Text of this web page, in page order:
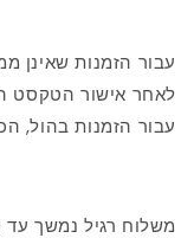
לאחר אישור הטקסט
עבור הזמנות בהול,